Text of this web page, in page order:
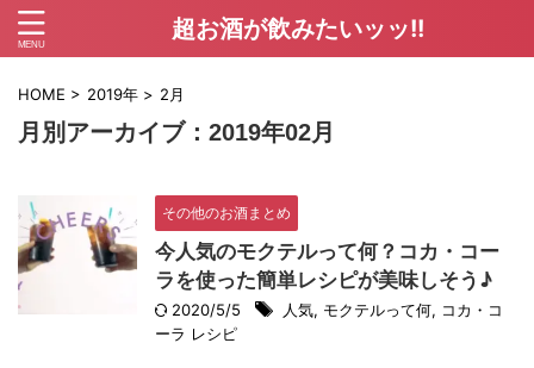
超お酒が飲みたいッッ!!
HOME > 2019年 > 2月
月別アーカイブ：2019年02月
その他のお酒まとめ
今人気のモクテルって何？コカ・コー
ラを使った簡単レシピが美味しそう♪
2020/5/5 人気, モクテルって何, コカ・コ
ーラ レシピ